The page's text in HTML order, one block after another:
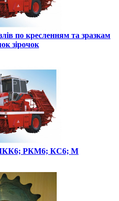
по кресленням та зразкам
зірочок
МКК6; РКМ6; КС6; М